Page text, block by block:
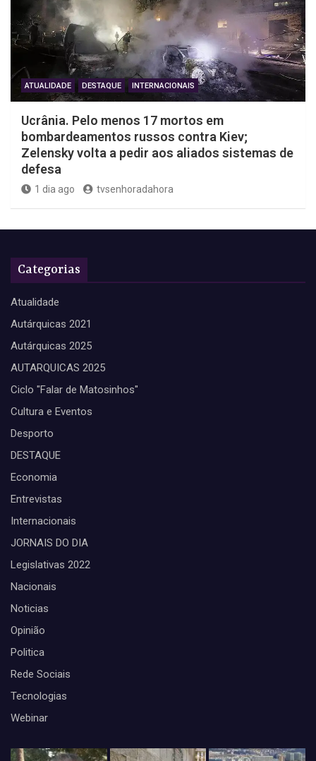
ATUALIDADE DESTAQUE INTERNACIONAIS
Ucrânia. Pelo menos 17 mortos em
bombardeamentos russos contra Kiev;
Zelensky volta a pedir aos aliados sistemas de
defesa
1 dia ago tvsenhoradahora
Categorias
Atualidade
Autárquicas 2021
Autárquicas 2025
AUTARQUICAS 2025
Ciclo "Falar de Matosinhos"
Cultura e Eventos
Desporto
DESTAQUE
Economia
Entrevistas
Internacionais
JORNAIS DO DIA
Legislativas 2022
Nacionais
Noticias
Opinião
Politica
Rede Sociais
Tecnologias
Webinar